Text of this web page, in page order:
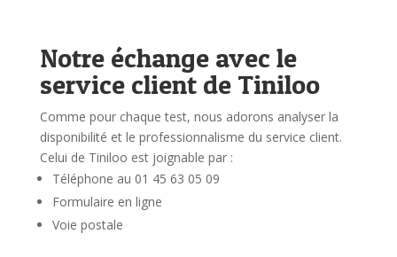
Notre échange avec le
service client de Tiniloo
Comme pour chaque test, nous adorons analyser la
disponibilité et le professionnalisme du service client.
Celui de Tiniloo est joignable par :
Téléphone au 01 45 63 05 09
Formulaire en ligne
Voie postale